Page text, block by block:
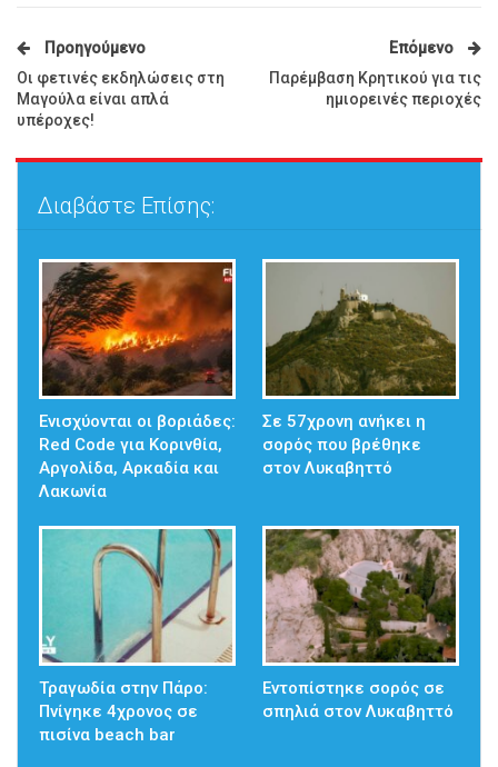
Προηγούμενο
Οι φετινές εκδηλώσεις στη
Μαγούλα είναι απλά
υπέροχες!
Επόμενο
Παρέμβαση Κρητικού για τις
ημιορεινές περιοχές
Διαβάστε Επίσης:
Ενισχύονται οι βοριάδες:
Red Code για Κορινθία,
Αργολίδα, Αρκαδία και
Λακωνία
Σε 57χρονη ανήκει η
σορός που βρέθηκε
στον Λυκαβηττό
Τραγωδία στην Πάρο:
Πνίγηκε 4χρονος σε
πισίνα beach bar
Εντοπίστηκε σορός σε
σπηλιά στον Λυκαβηττό